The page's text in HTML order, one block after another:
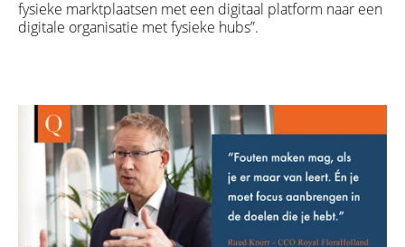
fysieke marktplaatsen met een digitaal platform naar een
digitale organisatie met fysieke hubs”.